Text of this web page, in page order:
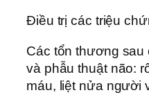
Điều trị các triệu
Các tổn thương
và phẫu thuật não:
máu, liệt nửa người